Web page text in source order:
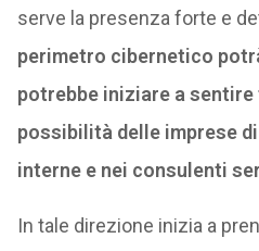
serve la presenza forte e
perimetro cibernetico
potrebbe iniziare a
possibilità delle imprese
interne e nei consulenti
In tale direzione inizia a